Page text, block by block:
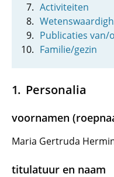
Activiteiten
Publicaties van/
Familie/gezin
Personalia
voornamen
Maria Gertruda
titulatuur en naam